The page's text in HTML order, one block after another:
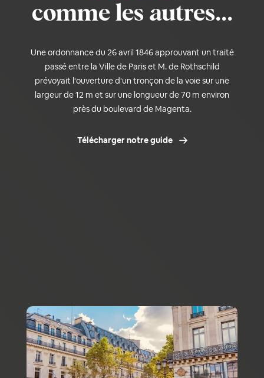
comme les autres...
Une ordonnance du 26 avril 1846 approuvant un traité
passé entre la Ville de Paris et M. de Rothschild
prévoyait l'ouverture d'un tronçon de la voie sur une
largeur de 12 m et sur une longueur de 70 m environ
près du boulevard de Magenta.
Télécharger notre guide